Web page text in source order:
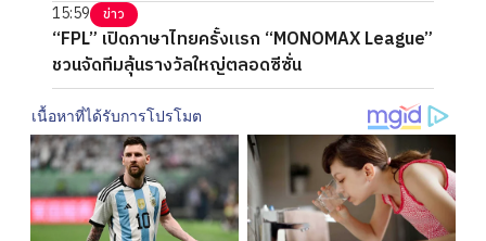
15:59 ข่าว
“FPL” เปิดภาษาไทยครั้งแรก “MONOMAX League”
ชวนจัดทีมลุ้นรางวัลใหญ่ตลอดซีซั่น